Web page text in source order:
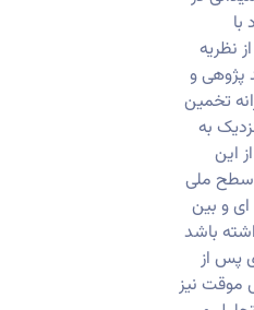
نظریه
پژوهی و
تخمین
به
این
ملی
و بین
باشد
پس از
نیز